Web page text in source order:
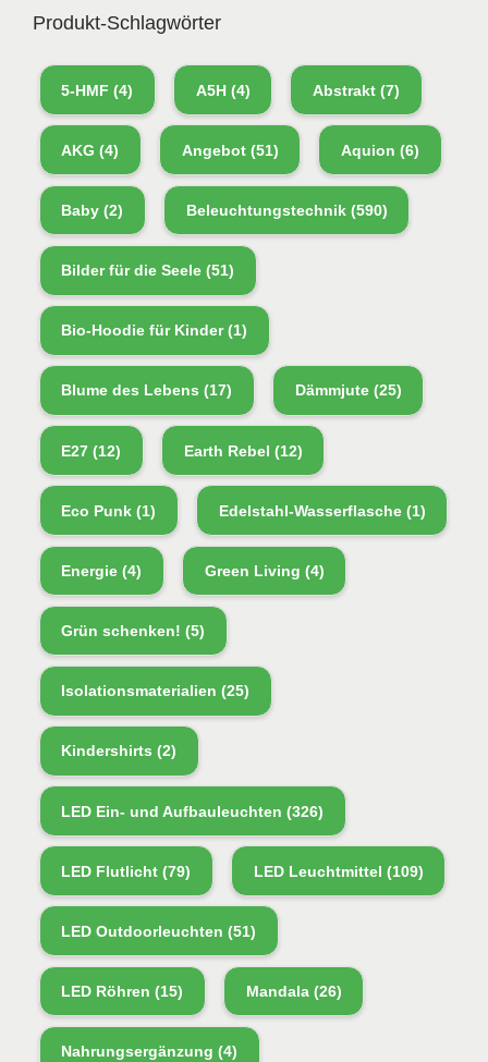
Produkt-Schlagwörter
5-HMF (4) A5H(4) Abstrakt(7)
AKG (4) Angebot(51) Aquion (6)
Baby (2) Beleuchtungstechnik(590)
Bilder für die Seele (51)
Bio-Hoodie für Kinder(1)
Blume des Lebens (17) Dämmjute(25)
E27 (12) Earth Rebel (12)
Eco Punk (1) Edelstahl-Wasserflasche(1)
Energie (4) Green Living (4)
Grün schenken! (5)
Isolationsmaterialien (25)
Kindershirts (2)
LED Ein- und Aufbauleuchten (326)
LED Flutlicht (79) LED Leuchtmittel (109)
LED Outdoorleuchten (51)
LED Röhren (15) Mandala(26)
Nahrungsergänzung (4)